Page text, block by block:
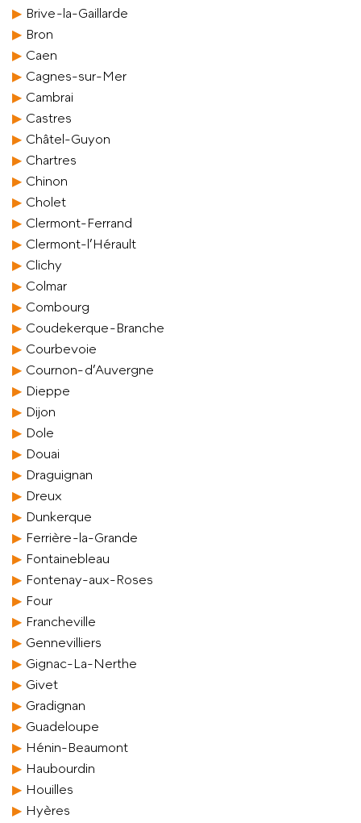
Brive-la-Gaillarde
Bron
Caen
Cagnes-sur-Mer
Cambrai
Castres
Châtel-Guyon
Chartres
Chinon
Cholet
Clermont-Ferrand
Clermont-l’Hérault
Clichy
Colmar
Combourg
Coudekerque-Branche
Courbevoie
Cournon-d’Auvergne
Dieppe
Dijon
Dole
Douai
Draguignan
Dreux
Dunkerque
Ferrière-la-Grande
Fontainebleau
Fontenay-aux-Roses
Four
Francheville
Gennevilliers
Gignac-La-Nerthe
Givet
Gradignan
Guadeloupe
Hénin-Beaumont
Haubourdin
Houilles
Hyères